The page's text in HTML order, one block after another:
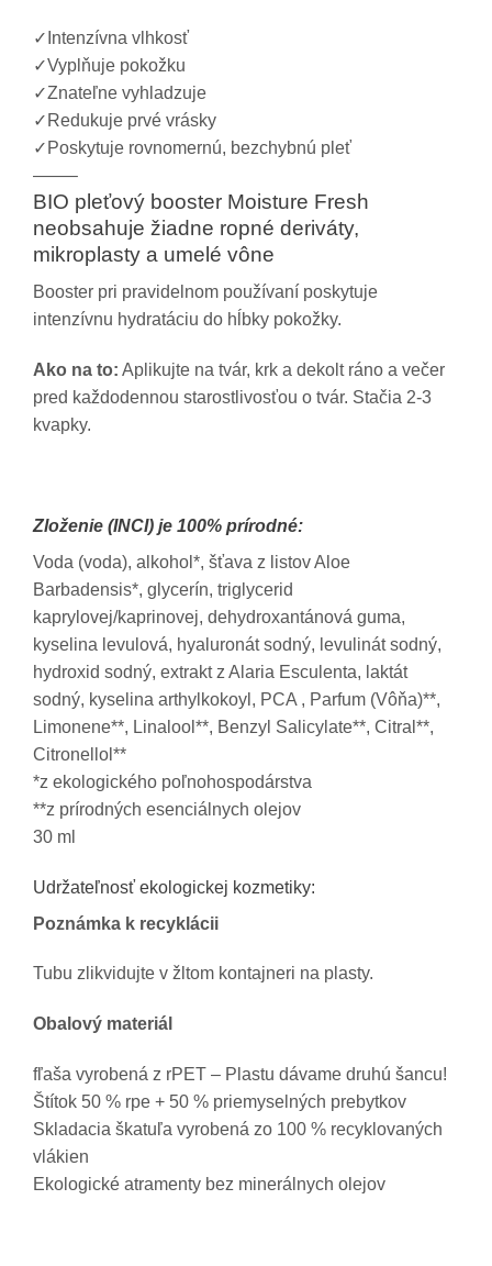
✓ Intenzívna vlhkosť
✓Vyplňuje pokožku
✓Znateľne vyhladzuje
✓ Redukuje prvé vrásky
✓ Poskytuje rovnomernú, bezchybnú pleť
——–
BIO pleťový booster Moisture Fresh
neobsahuje žiadne ropné deriváty,
mikroplasty a umelé vône
Booster pri pravidelnom používaní poskytuje
intenzívnu hydratáciu do hĺbky pokožky.
Ako na to: Aplikujte na tvár, krk a dekolt ráno a večer
pred každodennou starostlivosťou o tvár. Stačia 2-3
kvapky.
Zloženie (INCI) je 100% prírodné:
Voda (voda), alkohol*, šťava z listov Aloe
Barbadensis*, glycerín, triglycerid
kaprylovej/kaprinovej, dehydroxantánová guma,
kyselina levulová, hyaluronát sodný, levulinát sodný,
hydroxid sodný, extrakt z Alaria Esculenta, laktát
sodný, kyselina arthylkokoyl, PCA , Parfum (Vôňa)**,
Limonene**, Linalool**, Benzyl Salicylate**, Citral**,
Citronellol**
*z ekologického poľnohospodárstva
**z prírodných esenciálnych olejov
30 ml
Udržateľnosť ekologickej kozmetiky:
Poznámka k recyklácii
Tubu zlikvidujte v žltom kontajneri na plasty.
Obalový materiál
fľaša vyrobená z rPET – Plastu dávame druhú šancu!
Štítok 50 % rpe + 50 % priemyselných prebytkov
Skladacia škatuľa vyrobená zo 100 % recyklovaných
vlákien
Ekologické atramenty bez minerálnych olejov